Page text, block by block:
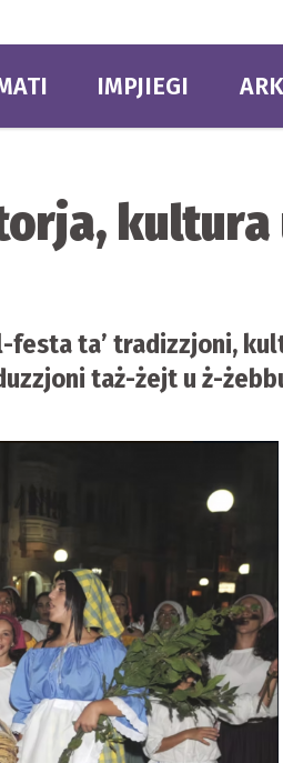
IMPJIEGI
kultura
ta’ tradizzjoni,
taż-żejt u ż-